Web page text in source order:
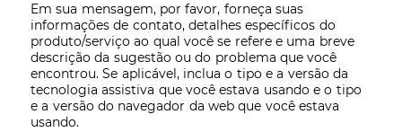
Em sua mensagem, por favor, forneça suas
informações de contato, detalhes específicos do
produto/serviço ao qual você se refere e uma breve
descrição da sugestão ou do problema que você
encontrou. Se aplicável, inclua o tipo e a versão da
tecnologia assistiva que você estava usando e o tipo
e a versão do navegador da web que você estava
usando.